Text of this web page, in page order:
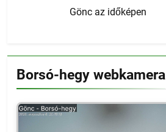
Gönc az időképen
Borsó-hegy webkamera